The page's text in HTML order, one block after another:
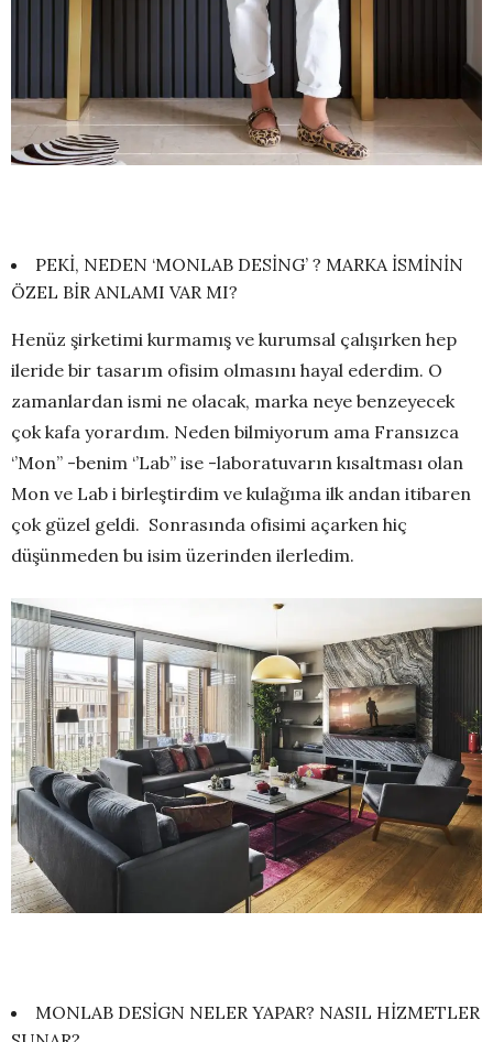
PEKİ, NEDEN ‘MONLAB DESİNG’ ? MARKA İSMİNİN
ÖZEL BİR ANLAMI VAR MI?
Henüz şirketimi kurmamış ve kurumsal çalışırken hep
ileride bir tasarım ofisim olmasını hayal ederdim. O
zamanlardan ismi ne olacak, marka neye benzeyecek
çok kafa yorardım. Neden bilmiyorum ama Fransızca
‘’Mon’’ -benim ‘’Lab’’ ise -laboratuvarın kısaltması olan
Mon ve Lab i birleştirdim ve kulağıma ilk andan itibaren
çok güzel geldi. Sonrasında ofisimi açarken hiç
düşünmeden bu isim üzerinden ilerledim.
MONLAB DESİGN NELER YAPAR? NASIL HİZMETLER